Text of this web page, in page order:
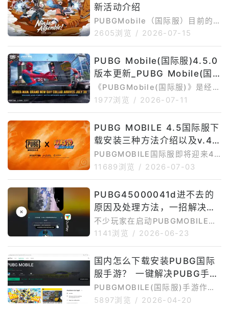
新活动介绍
PUBGMobile（国际服）目前的
核心活动围绕4.5版本「NARUT
动、新主题玩法、免费奖励、限时
任务和后续村庄防守玩法。以下只
整理目前仍在进行或即将开始的活
动，已经结束的活动不再介绍。
一、PUBGMobile（国际服）目
1.PUBGMobile×NARUTOSHIPP
UDEN联动活动P
2605浏览 / 2026-07-15
PUBG Mobile(国际服)4.5.0
版本更新_PUBG Mobile(国
际服)4.5.0最新版下载安装
《PUBGMobile(国际服)》是经典
战术竞技手游，玩家可以在移动端
限时模式。GooglePlay页面介绍
显示，PUBGMOBILE主打10分钟
极速对战、多地图多模式、手机端
专属操作优化、训练模式和好友语
音聊天等内容。目前PUBGMOBIL
ror版本记录显示，PUBGMOBILE
4.5.0于202
1977浏览 / 2026-07-11
PUBG MOBILE 4.5国际服下
载安装三种方法介绍以及v.4.
5版本更新时间
PUBGMOBILE国际服即将迎来4.
5版本更新。本次4.5版本最大的
根据相关报道，PUBGMOBILEx
火影忍者疾风传联动将随PUBGM
OBILEv4.5版本一起上线，合作内
容预计于2026年7月9日开放，不
过全球服、韩服、越南服等不同版
对于大陆玩家来说，PUBGMOBIL
E国际服的下载安装和更新，和普
11689浏览 / 2026-07-03
PUBG45000041d进不去的
原因及处理方法，一招解决登
录失败问题
不少玩家在启动PUBGMOBILE国
际服时，会遇到“45000041d”错
上，PUBG45000041d并不是游
戏文件损坏导致的错误，而是与网
络连接、谷歌环境以及服务器通信
异常等问题有关。PUBG450000
41d进不去的常见原因1、网络连
1141浏览 / 2026-06-23
国内怎么下载安装PUBG国际
服手游？ 一键解决PUBG手游
国内下载运行问题还有免费加
速
PUBGMOBILE(国际服)手游作为
外服手游，在国内下载安装存在一
5897浏览 / 2026-04-20